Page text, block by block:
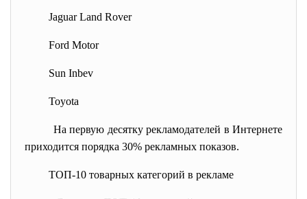
Jaguar Land Rover
Ford Motor
Sun Inbev
Toyota
На первую десятку рекламодателей в Интернете
приходится порядка 30% рекламных показов.
ТОП-10 товарных категорий в рекламе